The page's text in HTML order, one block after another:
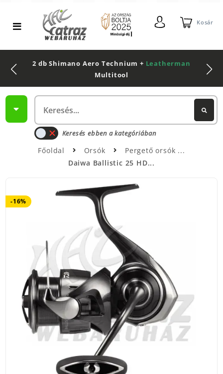
Kosár
2 db Shimano Aero Technium + Leatherman
Multitool
Keresés ebben a kategóriában
Főoldal Orsók
Pergető orsók
Daiwa Ballistic 25 HD...
-16%